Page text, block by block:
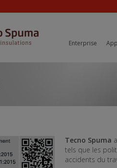
Enterprise
Tecno Spuma
tels que les
accidents du